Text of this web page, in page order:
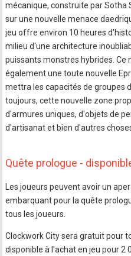
mécanique, construite par Sotha
sur une nouvelle menace
jeu offre environ 10 heures
milieu d'une architecture
puissants monstres hybrides. Ce
également une toute nouvelle
mettra les capacités de groupes
toujours, cette nouvelle zone
d'armures uniques, d'objets de
d'artisanat et bien d'autres
Quête prologue -
Les joueurs peuvent avoir un
embarquant pour la quête
tous les joueurs.
Clockwork City sera gratuit pour
disponible à l'achat en jeu pour 2